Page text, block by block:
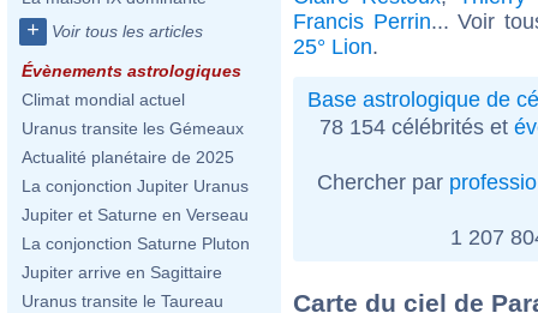
+ Voir tous les articles
Évènements astrologiques
Climat mondial actuel
Uranus transite les Gémeaux
Actualité planétaire de 2025
La conjonction Jupiter Uranus
Jupiter et Saturne en Verseau
La conjonction Saturne Pluton
Jupiter arrive en Sagittaire
Uranus transite le Taureau
Francis Perrin... Voir
25° Lion.
Base astrologique de
78 154 célébrités et
Chercher par
1 207
Carte du ciel de